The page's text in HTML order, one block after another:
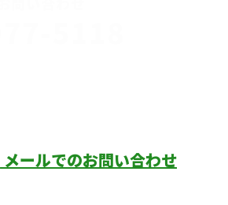
メールでのお問い合わせ